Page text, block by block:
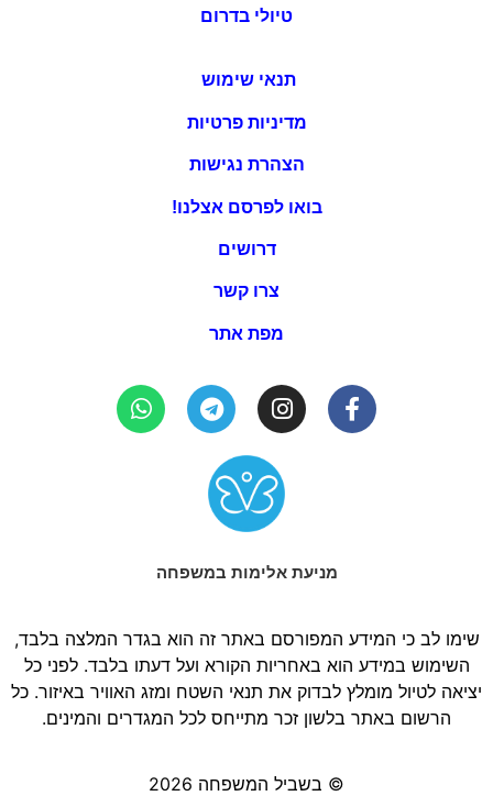
טיולי בדרום
תנאי שימוש
מדיניות פרטיות
הצהרת נגישות
בואו לפרסם אצלנו!
דרושים
צרו קשר
מפת אתר
מניעת אלימות במשפחה
שימו לב כי המידע המפורסם באתר זה הוא בגדר המלצה בלבד,
השימוש במידע הוא באחריות הקורא ועל דעתו בלבד. לפני כל
יציאה לטיול מומלץ לבדוק את תנאי השטח ומזג האוויר באיזור. כל
הרשום באתר בלשון זכר מתייחס לכל המגדרים והמינים.
© בשביל המשפחה 2026